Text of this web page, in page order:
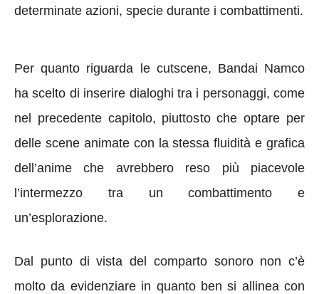
determinate azioni, specie durante i combattimenti.
Per quanto riguarda le cutscene, Bandai Namco
ha scelto di inserire dialoghi tra i personaggi, come
nel precedente capitolo, piuttosto che optare per
delle scene animate con la stessa fluidità e grafica
dell’anime che avrebbero reso più piacevole
l’intermezzo tra un combattimento e
un’esplorazione.
Dal punto di vista del comparto sonoro non c’è
molto da evidenziare in quanto ben si allinea con